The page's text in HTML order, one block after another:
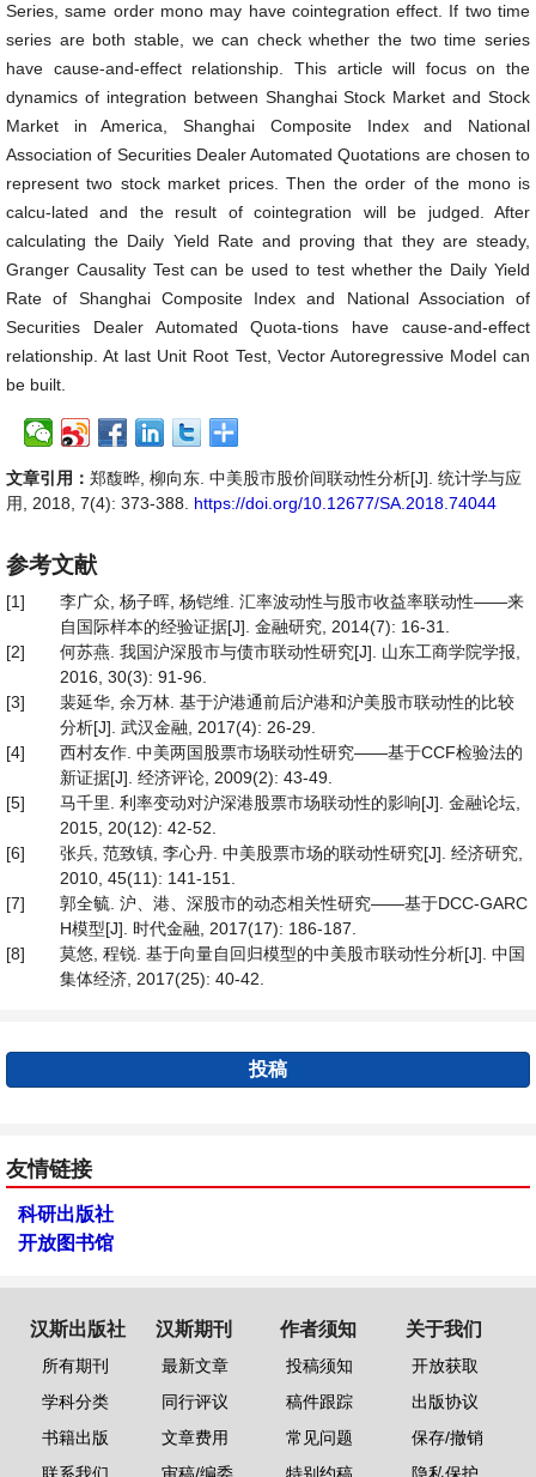
Series, same order mono may have cointegration effect. If two time
series are both stable, we can check whether the two time series
have cause-and-effect relationship. This article will focus on the
dynamics of integration between Shanghai Stock Market and Stock
Market in America, Shanghai Composite Index and National
Association of Securities Dealer Automated Quotations are chosen to
represent two stock market prices. Then the order of the mono is
calcu-lated and the result of cointegration will be judged. After
calculating the Daily Yield Rate and proving that they are steady,
Granger Causality Test can be used to test whether the Daily Yield
Rate of Shanghai Composite Index and National Association of
Securities Dealer Automated Quota-tions have cause-and-effect
relationship. At last Unit Root Test, Vector Autoregressive Model can
be built.
文章引用： 郑馥晔, 柳向东. 中美股市股价间联动性分析[J]. 统计学与应
用, 2018, 7(4): 373-388. https://doi.org/10.12677/SA.2018.74044
参考文献
[1]
李广众, 杨子晖, 杨铠维. 汇率波动性与股市收益率联动性——来
自国际样本的经验证据[J]. 金融研究, 2014(7): 16-31.
[2]
何苏燕. 我国沪深股市与债市联动性研究[J]. 山东工商学院学报,
2016, 30(3): 91-96.
[3]
裴延华, 余万林. 基于沪港通前后沪港和沪美股市联动性的比较
分析[J]. 武汉金融, 2017(4): 26-29.
[4]
西村友作. 中美两国股票市场联动性研究——基于CCF检验法的
新证据[J]. 经济评论, 2009(2): 43-49.
[5]
马千里. 利率变动对沪深港股票市场联动性的影响[J]. 金融论坛,
2015, 20(12): 42-52.
[6]
张兵, 范致镇, 李心丹. 中美股票市场的联动性研究[J]. 经济研究,
2010, 45(11): 141-151.
[7]
郭全毓. 沪、港、深股市的动态相关性研究——基于DCC-GARC
H模型[J]. 时代金融, 2017(17): 186-187.
[8]
莫悠, 程锐. 基于向量自回归模型的中美股市联动性分析[J]. 中国
集体经济, 2017(25): 40-42.
投稿
友情链接
科研出版社
开放图书馆
汉斯出版社
所有期刊
学科分类
书籍出版
汉斯期刊
最新文章
同行评议
文章费用
作者须知
投稿须知
稿件跟踪
常见问题
关于我们
开放获取
出版协议
保存/撤销